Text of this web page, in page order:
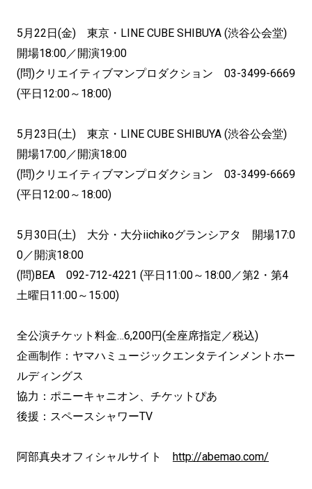
5月22日(金) 東京・LINE CUBE SHIBUYA (渋谷公会堂)
開場18:00／開演19:00
(問)クリエイティブマンプロダクション 03-3499-6669
(平日12:00～18:00)
5月23日(土) 東京・LINE CUBE SHIBUYA (渋谷公会堂)
開場17:00／開演18:00
(問)クリエイティブマンプロダクション 03-3499-6669
(平日12:00～18:00)
5月30日(土) 大分・大分iichikoグランシアタ 開場17:0
0／開演18:00
(問)BEA 092-712-4221 (平日11:00～18:00／第2・第4
土曜日11:00～15:00)
全公演チケット料金…6,200円(全座席指定／税込)
企画制作：ヤマハミュージックエンタテインメントホー
ルディングス
協力：ポニーキャニオン、チケットぴあ
後援：スペースシャワーTV
阿部真央オフィシャルサイト http://abemao.com/